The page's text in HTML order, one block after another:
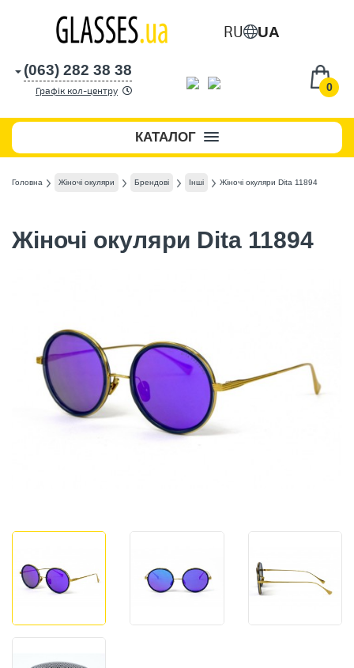
RU UA
0
(063) 282 38 38
Графік кол-центру
КАТАЛОГ
Головна Жіночі окуляри Брендові Інші Жіночі окуляри Dita 11894
Жіночі окуляри Dita 11894